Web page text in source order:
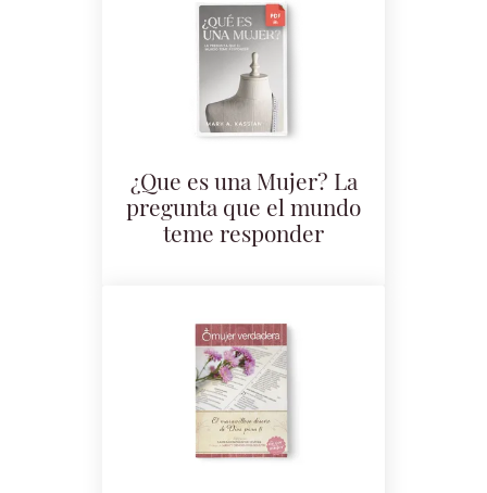
¿Que es una Mujer? La
pregunta que el mundo
teme responder